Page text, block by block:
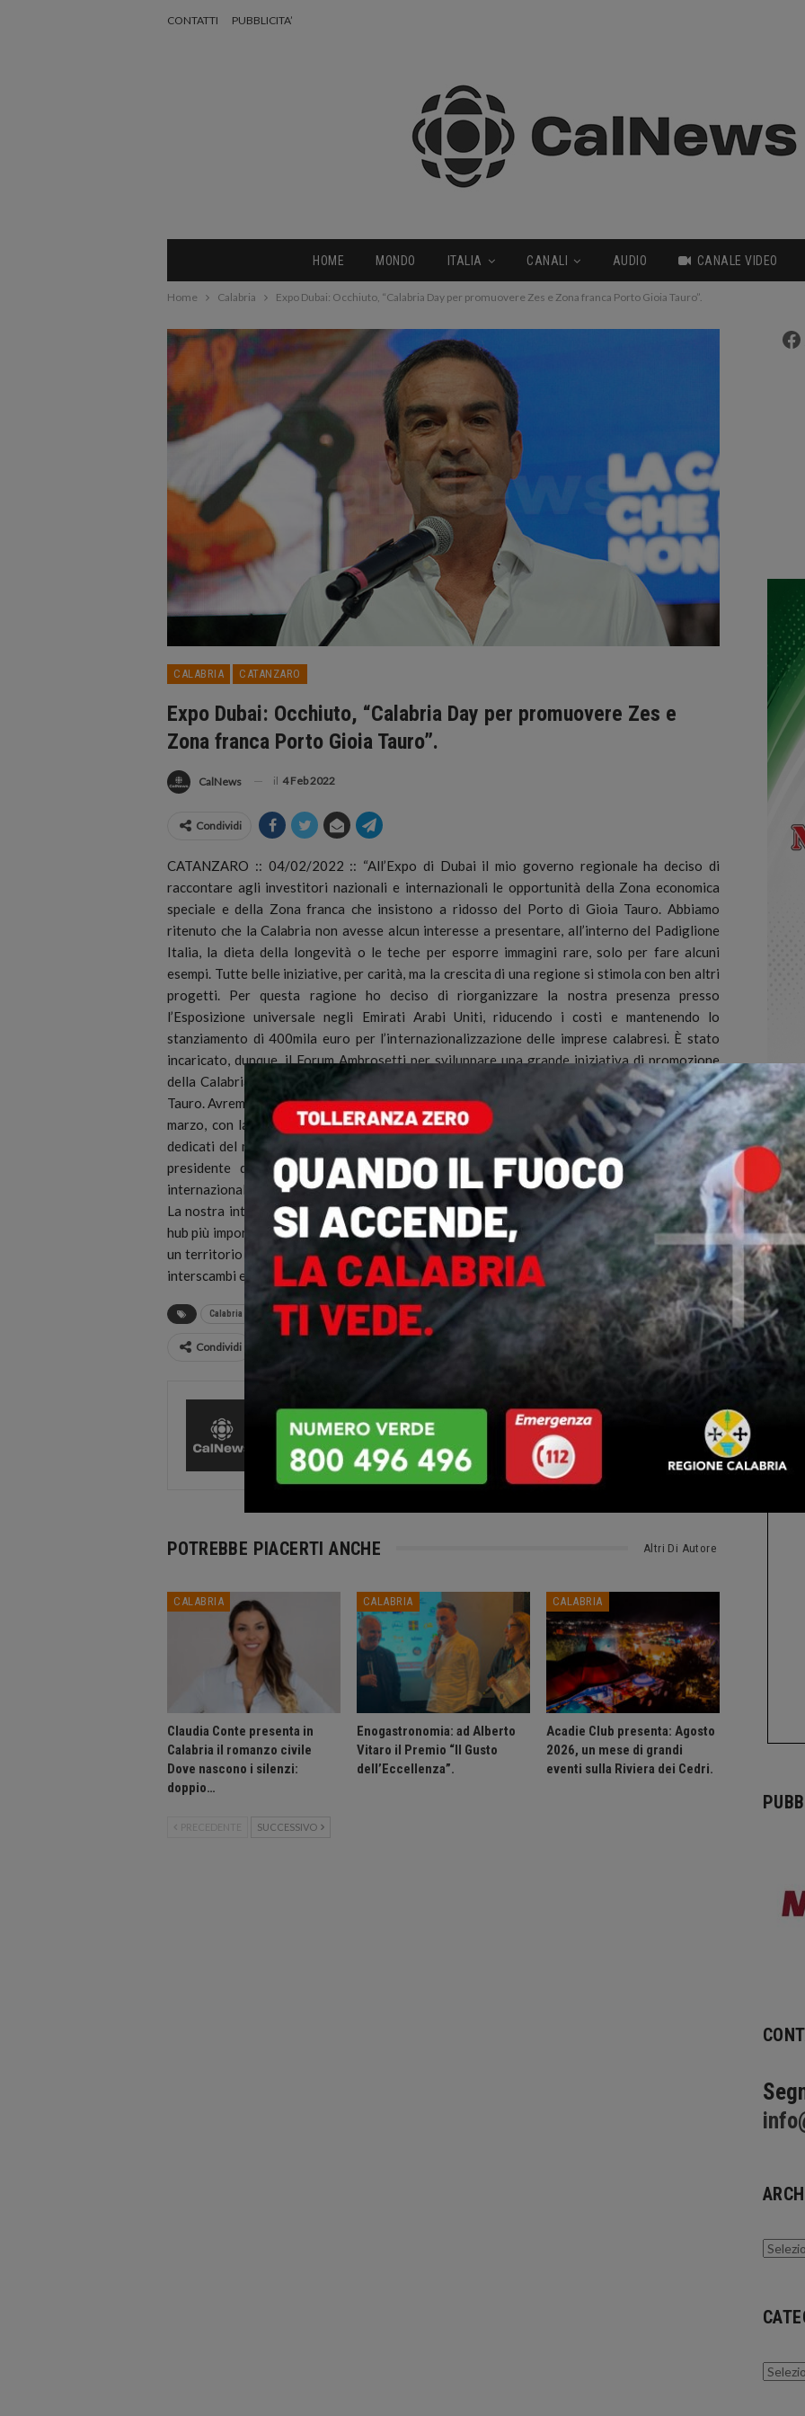
CONTATTI PUBBLICITA’
HOME MONDO ITALIA CANALI AUDIO CANALE VIDEO
Home Calabria Expo Dubai: Occhiuto, “Calabria Day per promuovere Zes e Zona franca Porto Gioia Tauro”.
CALABRIA CATANZARO
Expo Dubai: Occhiuto, “Calabria Day per promuovere Zes e
Zona franca Porto Gioia Tauro”.
CalNews il 4 Feb 2022
Condividi
CATANZARO :: 04/02/2022 :: “All’Expo di Dubai il mio governo regionale ha deciso di
raccontare agli investitori nazionali e internazionali le opportunità della Zona economica
speciale e della Zona franca che insistono a ridosso del Porto di Gioia Tauro. Abbiamo
ritenuto che la Calabria non avesse alcun interesse a presentare, all’interno del Padiglione
Italia, la dieta della longevità o le teche per esporre immagini rare, solo per fare alcuni
esempi. Tutte belle iniziative, per carità, ma la crescita di una regione si stimola con ben altri
progetti. Per questa ragione ho deciso di riorganizzare la nostra presenza presso
l’Esposizione universale negli Emirati Arabi Uniti, riducendo i costi e mantenendo lo
stanziamento di 400mila euro per l’internazionalizzazione delle imprese calabresi. È stato
incaricato, dunque, il Forum Ambrosetti per sviluppare una grande iniziativa di promozione
della Calabria, concentrata, per l’appunto, sulla Zes e sulla Zona franca del Porto di Gioia
Tauro. Avremo una giornata chiave, il Calabria Day, concordata con il governo nazionale, il 21
marzo, con la presenza di tante personalità e con la partecipazione presso gli spazi a noi
dedicati del ministro per il Sud, Mara Carfagna”. Lo afferma in una nota Roberto Occhiuto,
presidente della Regione Calabria. “Saranno coinvolti, inoltre, investitori nazionali e
internazionali – aggiunge -, che avranno un dialogo diretto con l’amministrazione regionale.
La nostra intenzione è quella di lavorare per lo sviluppo del Porto di Gioia Tauro, uno degli
hub più importanti del Mediterraneo. La mia amministrazione vuole ulteriormente valorizzare
un territorio che deve sempre più diventare un volano per la nostra Regione, rafforzando gli
interscambi e le rotte commerciali”.
Calabria Day Expo Dubai Roberto Occhiuto
Condividi
CalNews 27587 Posts 0
Comments
POTREBBE PIACERTI ANCHE Altri Di Autore
CALABRIA
Claudia Conte presenta in
Calabria il romanzo civile
Dove nascono i silenzi:
doppio…
CALABRIA
Enogastronomia: ad Alberto
Vitaro il Premio “Il Gusto
dell’Eccellenza”.
CALABRIA
Acadie Club presenta: Agosto
2026, un mese di grandi
eventi sulla Riviera dei Cedri.
PRECEDENTE SUCCESSIVO
Archivi